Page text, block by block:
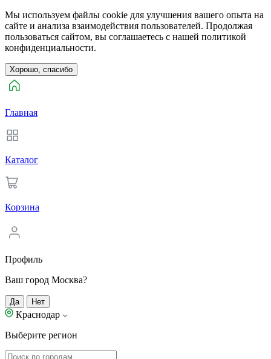
Мы используем файлы cookie для улучшения вашего опыта на
сайте и анализа взаимодействия пользователей. Продолжая
пользоваться сайтом, вы соглашаетесь с нашей политикой
конфиденциальности.
Хорошо, спасибо
Главная
Каталог
Корзина
Профиль
Ваш город Москва?
Да Нет
Краснодар
Выберите регион